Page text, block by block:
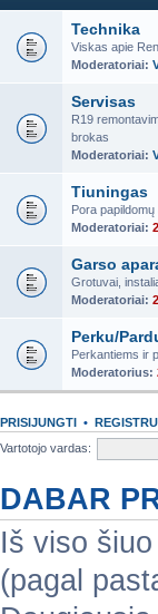
Technika
Viskas apie
Moderatoriai:
Servisas
R19
brokas
Moderatoriai:
Tiuningas
Pora
Moderatoriai:
Garso
Grotuvai,
Moderatoriai:
Perku/
Perkantiems ir
Moderatorius:
PRISIJUNGTI •
Vartotojo vardas:
DABAR
Iš viso
(pagal